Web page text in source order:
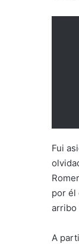
Fui
por él
arribo
A